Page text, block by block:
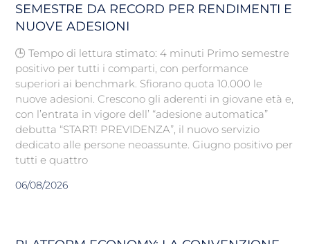
SEMESTRE DA RECORD PER RENDIMENTI E
NUOVE ADESIONI
🕒 Tempo di lettura stimato: 4 minuti Primo semestre
positivo per tutti i comparti, con performance
superiori ai benchmark. Sfiorano quota 10.000 le
nuove adesioni. Crescono gli aderenti in giovane età e,
con l’entrata in vigore dell’ “adesione automatica”
debutta “START! PREVIDENZA”, il nuovo servizio
dedicato alle persone neoassunte. Giugno positivo per
tutti e quattro
06/08/2026